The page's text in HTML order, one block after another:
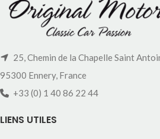
25, Chemin de la Chapelle Saint
95300 Ennery, France
+33 (0) 1 40 86 22 44
LIENS UTILES